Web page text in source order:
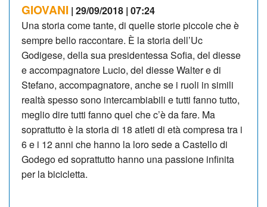
GIOVANI | 29/09/2018 | 07:24
Una storia come tante, di quelle storie piccole che è
sempre bello raccontare. È la storia dell’Uc
Godigese, della sua presidentessa Sofia, del diesse
e accompagnatore Lucio, del diesse Walter e di
Stefano, accompagnatore, anche se i ruoli in simili
realtà spesso sono intercambiabili e tutti fanno tutto,
meglio dire tutti fanno quel che c’è da fare. Ma
soprattutto è la storia di 18 atleti di età compresa tra i
6 e i 12 anni che hanno la loro sede a Castello di
Godego ed soprattutto hanno una passione infinita
per la bicicletta.